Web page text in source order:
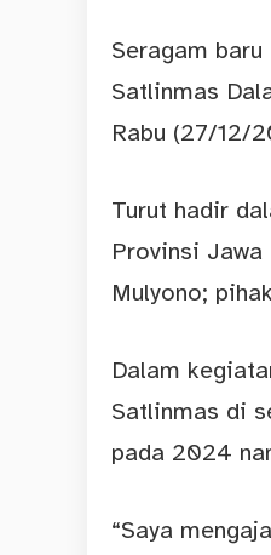
Seragam
Satlinmas
Rabu (27/12/
Turut hadir
Provinsi
Mulyono;
Dalam
Satlinmas di
pada 2024
“Saya